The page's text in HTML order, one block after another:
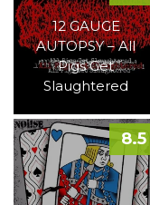
12 GAUGE
AUTOPSY – All
Pigs Get
Slaughtered
8.5